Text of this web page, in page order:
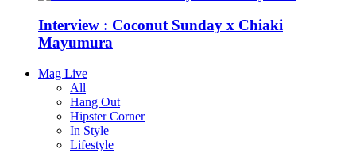
Interview : Coconut Sunday x Chiaki
Mayumura
Mag Live
All
Hang Out
Hipster Corner
In Style
Lifestyle